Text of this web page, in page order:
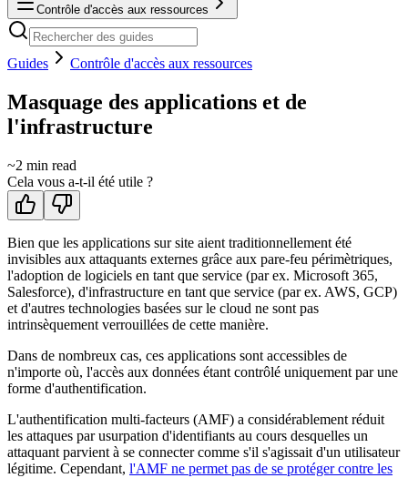
Contrôle d'accès aux ressources
Guides Contrôle d'accès aux ressources
Masquage des applications et de
l'infrastructure
~2 min read
Cela vous a-t-il été utile ?
Bien que les applications sur site aient traditionnellement été
invisibles aux attaquants externes grâce aux pare-feu périmètriques,
l'adoption de logiciels en tant que service (par ex. Microsoft 365,
Salesforce), d'infrastructure en tant que service (par ex. AWS, GCP)
et d'autres technologies basées sur le cloud ne sont pas
intrinsèquement verrouillées de cette manière.
Dans de nombreux cas, ces applications sont accessibles de
n'importe où, l'accès aux données étant contrôlé uniquement par une
forme d'authentification.
L'authentification multi-facteurs (AMF) a considérablement réduit
les attaques par usurpation d'identifiants au cours desquelles un
attaquant parvient à se connecter comme s'il s'agissait d'un utilisateur
légitime. Cependant, l'AMF ne permet pas de se protéger contre les